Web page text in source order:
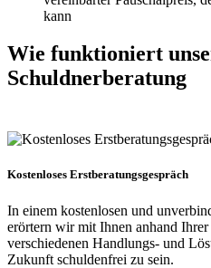
kann
Wie funktioniert
Schuldnerberatung
Kostenloses Erstberatungsgespräch
In einem kostenlosen und
erörtern wir mit Ihnen anhand
verschiedenen Handlungs- und
Zukunft schuldenfrei zu sein.